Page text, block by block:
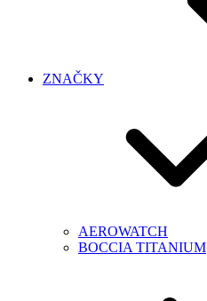
ZNAČKY
AEROWATCH
BOCCIA TITANIUM